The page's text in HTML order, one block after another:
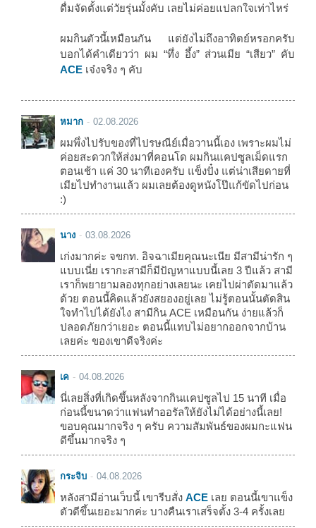
ดื่มจัดตั้งแต่วัยรุ่นมั้งคับ เลยไม่ค่อยแปลกใจเท่าไหร่
ผมกินตัวนี้เหมือนกัน แต่ยังไม่ถึงอาทิตย์หรอกครับ
บอกได้คำเดียวว่า ผม “ทึ่ง อึ้ง” ส่วนเมีย “เสียว” คับ
ACE เจ๋งจริง ๆ คับ
หมาก 02.08.2026
ผมพึ่งไปรับของที่ไปรษณีย์เมื่อวานนี้เอง เพราะผมไม่
ค่อยสะดวกให้ส่งมาที่คอนโด ผมกินแคปซูลเม็ดแรก
ตอนเช้า แค่ 30 นาทีเองครับ แข็งปั๋ง แต่น่าเสียดายที่
เมียไปทำงานแล้ว ผมเลยต้องดูหนังโป๊แก้ขัดไปก่อน
:)
นาง 03.08.2026
เก่งมากค่ะ จขกท. อิจฉาเมียคุณนะเนีย มีสามีน่ารัก ๆ
แบบเนี่ย เรากะสามีก็มีปัญหาแบบนี้เลย 3 ปีแล้ว สามี
เราก็พยายามลองทุกอย่างเลยนะ เคยไปผ่าตัดมาแล้ว
ด้วย ตอนนี้คิดแล้วยังสยองอยู่เลย ไม่รู้ตอนนั้นตัดสิน
ใจทำไปได้ยังไง สามีกิน ACE เหมือนกัน ง่ายแล้วก็
ปลอดภัยกว่าเยอะ ตอนนี้แทบไม่อยากออกจากบ้าน
เลยค่ะ ของเขาดีจริงค่ะ
เค 04.08.2026
นี่เลยสิ่งที่เกิดขึ้นหลังจากกินแคปซูลไป 15 นาที เมื่อ
ก่อนนี้ขนาดว่าแฟนทำออรัลให้ยังไม่ได้อย่างนี้เลย!
ขอบคุณมากจริง ๆ ครับ ความสัมพันธ์ของผมกะแฟน
ดีขึ้นมากจริง ๆ
กระจิบ 04.08.2026
หลังสามีอ่านเว็บนี้ เขารีบสั่ง ACE เลย ตอนนี้เขาแข็ง
ตัวดีขึ้นเยอะมากค่ะ บางคืนเราเสร็จตั้ง 3-4 ครั้งเลย